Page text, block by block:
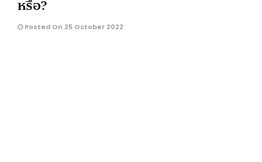
หรือ?
Posted On 25 October 2022